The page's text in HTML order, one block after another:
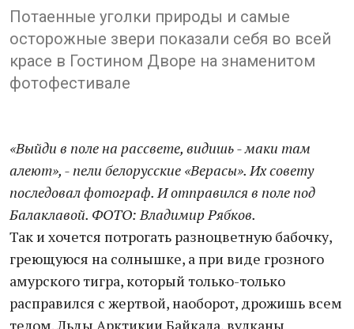
Потаенные уголки природы и самые
осторожные звери показали себя во всей
красе в Гостином Дворе на знаменитом
фотофестивале
«Выйди в поле на рассвете, видишь - маки там
алеют», - пели белорусские «Верасы». Их совету
последовал фотограф. И отправился в поле под
Балаклавой. ФОТО: Владимир Рябков.
Так и хочется потрогать разноцветную бабочку,
греющуюся на солнышке, а при виде грозного
амурского тигра, который только-только
расправился с жертвой, наоборот, дрожишь всем
телом. Льды Арктикии Байкала, вулканы